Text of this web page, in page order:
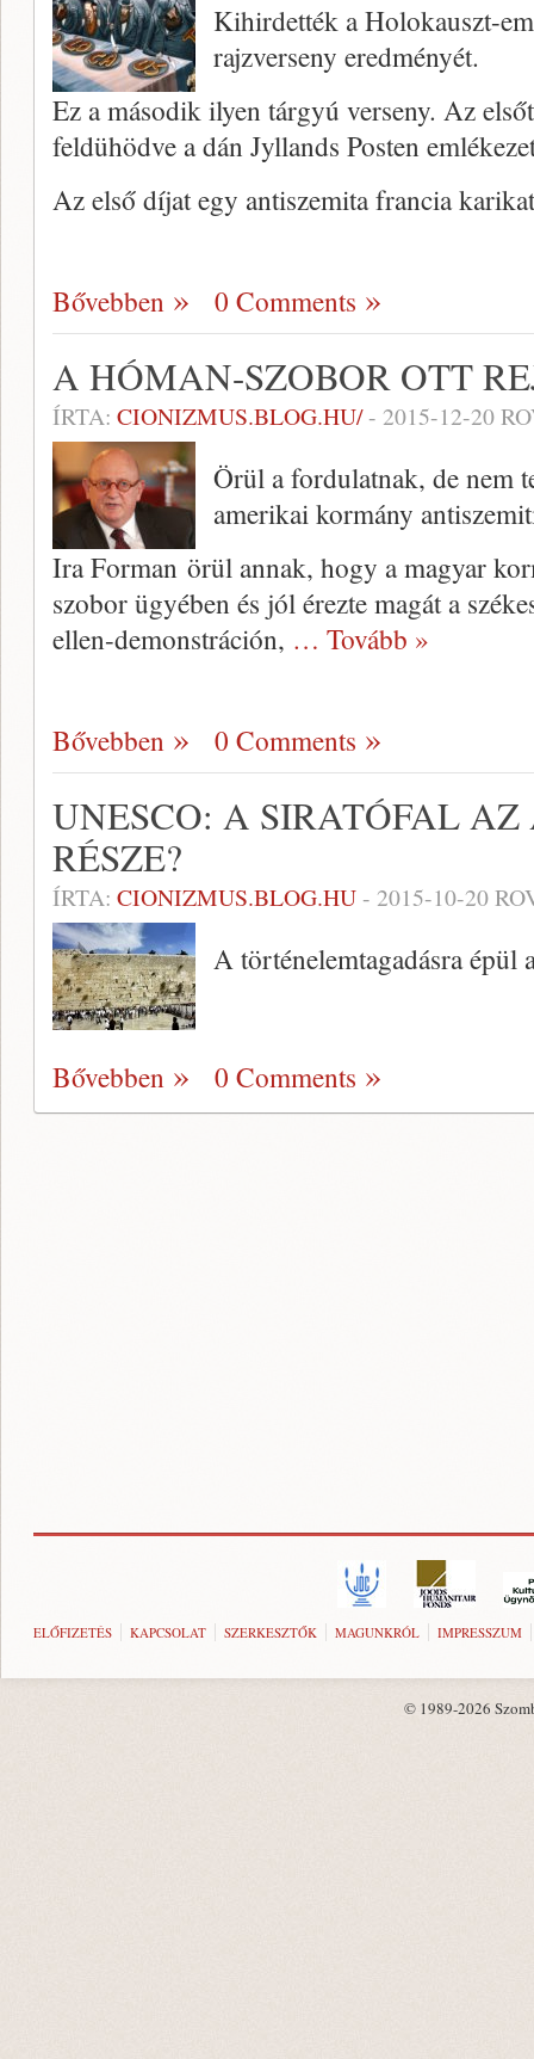
Kihirdették a Holokauszt-
rajzverseny eredményét.
Ez a második ilyen tárgyú verseny. Az
feldühödve a dán Jyllands Posten
Az első díjat egy antiszemita francia
Bővebben 0 Comments
A HÓMAN-SZOBOR OTT
ÍRTA: CIONIZMUS.BLOG.HU/- 2015-12-20
Örül a fordulatnak, de nem
amerikai kormány
Ira Forman örül annak, hogy a magyar
szobor ügyében és jól érezte magát a
ellen-demonstráción, … Tovább »
Bővebben 0 Comments
UNESCO: A SIRATÓFAL
RÉSZE?
ÍRTA: CIONIZMUS.BLOG.HU- 2015-10-20
A történelemtagadásra épül
Bővebben 0 Comments
ELŐFIZETÉS KAPCSOLAT SZERKESZTŐK MAGUNKRÓL IMPRESSZUM
© 1989-2026